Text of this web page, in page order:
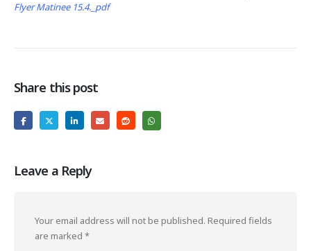
Flyer Matinee 15.4._pdf
Share this post
Leave a Reply
Your email address will not be published. Required fields
are marked *